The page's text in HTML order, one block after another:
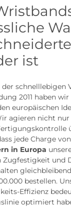
ist
schnelllebigen
2011 haben
europäischen
agieren nicht
jede Charge von
in Europa
Zugfestigkeit und
bestellen.
Effizienz
optimiert